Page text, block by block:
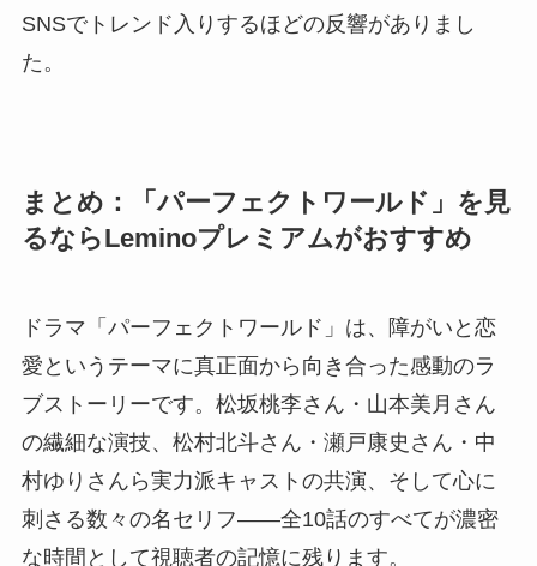
SNSでトレンド入りするほどの反響がありまし
た。
まとめ：「パーフェクトワールド」を見
るならLeminoプレミアムがおすすめ
ドラマ「パーフェクトワールド」は、障がいと恋
愛というテーマに真正面から向き合った感動のラ
ブストーリーです。松坂桃李さん・山本美月さん
の繊細な演技、松村北斗さん・瀬戸康史さん・中
村ゆりさんら実力派キャストの共演、そして心に
刺さる数々の名セリフ――全10話のすべてが濃密
な時間として視聴者の記憶に残ります。